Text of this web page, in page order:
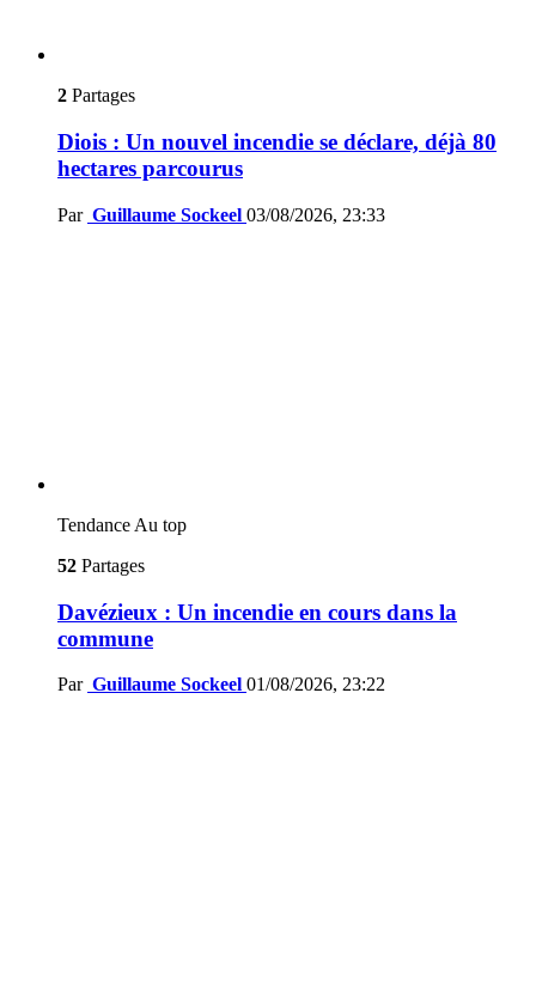
2 Partages
Diois : Un nouvel incendie se déclare, déjà 80
hectares parcourus
Par Guillaume Sockeel 03/08/2026, 23:33
Tendance Au top
52 Partages
Davézieux : Un incendie en cours dans la
commune
Par Guillaume Sockeel 01/08/2026, 23:22